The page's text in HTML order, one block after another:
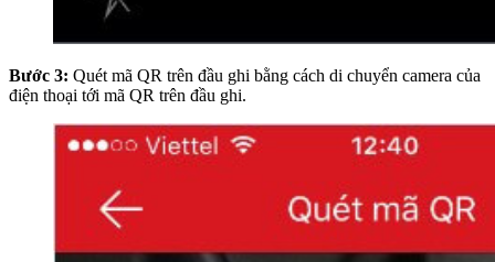
Bước 3: Quét mã QR trên đầu ghi bằng cách di chuyển camera của
điện thoại tới mã QR trên đầu ghi.